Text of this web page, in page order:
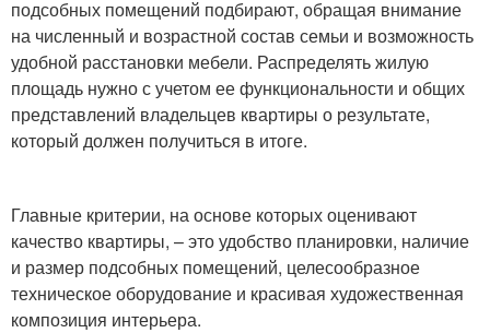
подсобных помещений подбирают, обращая внимание
на численный и возрастной состав семьи и возможность
удобной расстановки мебели. Распределять жилую
площадь нужно с учетом ее функциональности и общих
представлений владельцев квартиры о результате,
который должен получиться в итоге.
Главные критерии, на основе которых оценивают
качество квартиры, – это удобство планировки, наличие
и размер подсобных помещений, целесообразное
техническое оборудование и красивая художественная
композиция интерьера.